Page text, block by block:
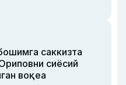
саккизта
сиёсий
воқеа